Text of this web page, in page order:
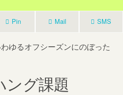
Pin Mail SMS
ゆるオフシーズンにのぼった
ング課題